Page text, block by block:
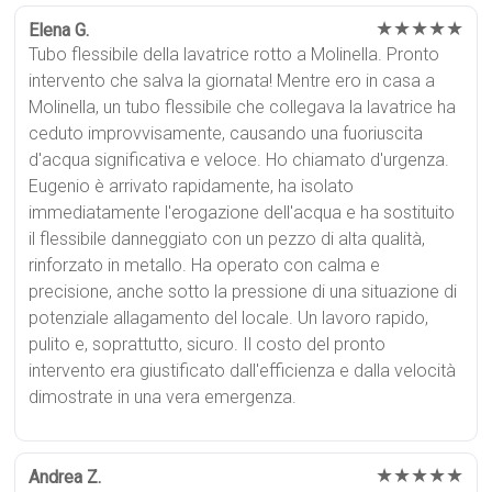
Elena G. ★★★★★
Tubo flessibile della lavatrice rotto a Molinella. Pronto
intervento che salva la giornata! Mentre ero in casa a
Molinella, un tubo flessibile che collegava la lavatrice ha
ceduto improvvisamente, causando una fuoriuscita
d'acqua significativa e veloce. Ho chiamato d'urgenza.
Eugenio è arrivato rapidamente, ha isolato
immediatamente l'erogazione dell'acqua e ha sostituito
il flessibile danneggiato con un pezzo di alta qualità,
rinforzato in metallo. Ha operato con calma e
precisione, anche sotto la pressione di una situazione di
potenziale allagamento del locale. Un lavoro rapido,
pulito e, soprattutto, sicuro. Il costo del pronto
intervento era giustificato dall'efficienza e dalla velocità
dimostrate in una vera emergenza.
Andrea Z. ★★★★★